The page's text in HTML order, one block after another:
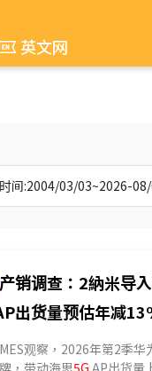
英文网
间:2004/03/03~2026-
产销调查：2納米导
出货量预估年减
观察，2026年第2季
，带动海思5G AP出货量